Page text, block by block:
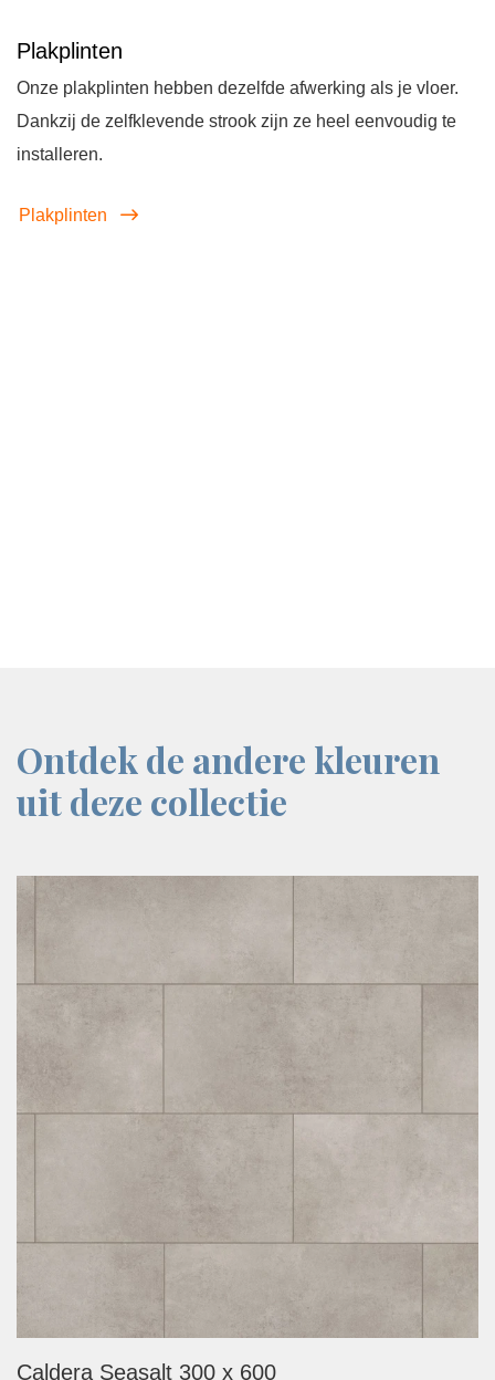
Plakplinten
Onze plakplinten hebben dezelfde afwerking als je vloer.
Dankzij de zelfklevende strook zijn ze heel eenvoudig te
installeren.
Plakplinten
Ontdek de andere kleuren
uit deze collectie
Caldera Seasalt 300 x 600